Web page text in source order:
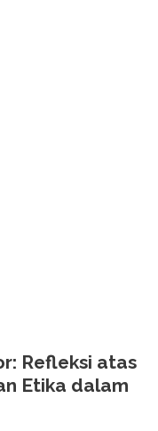
Refleksi atas
Etika dalam